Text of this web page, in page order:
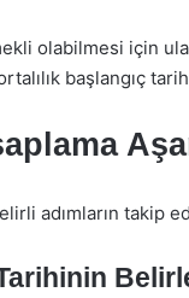
olabilmesi için
başlangıç
adımların takip